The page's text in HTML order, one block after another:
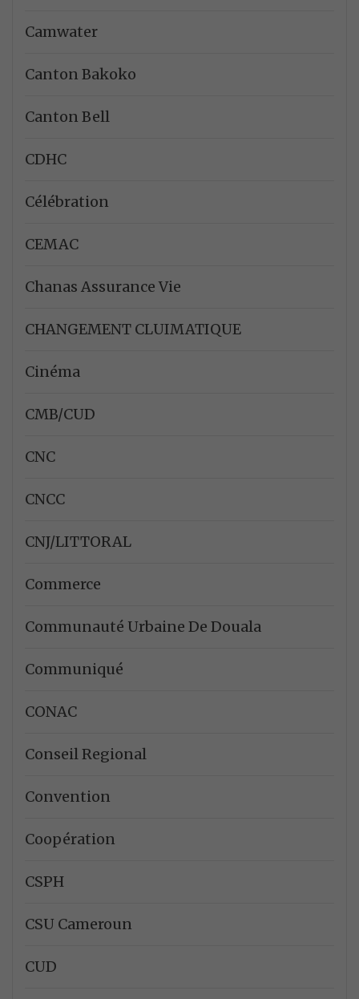
Camwater
Canton Bakoko
Canton Bell
CDHC
Célébration
CEMAC
Chanas Assurance Vie
CHANGEMENT CLUIMATIQUE
Cinéma
CMB/CUD
CNC
CNCC
CNJ/LITTORAL
Commerce
Communauté Urbaine De Douala
Communiqué
CONAC
Conseil Regional
Convention
Coopération
CSPH
CSU Cameroun
CUD